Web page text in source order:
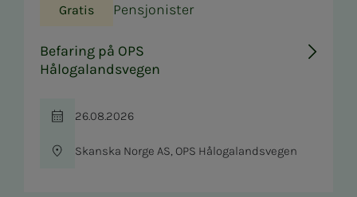
Gratis Pensjonister
Befaring på OPS
Hålogalandsvegen
Tid
26.08.2026
Sted
Skanska Norge AS, OPS Hålogalandsvegen